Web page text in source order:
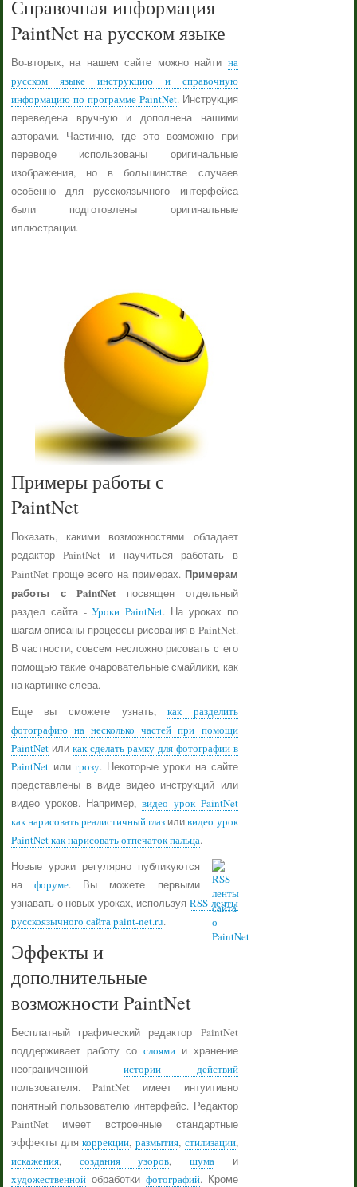
Справочная информация
PaintNet на русском языке
Во-вторых, на нашем сайте можно найти на
русском языке инструкцию и справочную
информацию по программе PaintNet. Инструкция
переведена вручную и дополнена нашими
авторами. Частично, где это возможно при
переводе использованы оригинальные
изображения, но в большинстве случаев
особенно для русскоязычного интерфейса
были подготовлены оригинальные
иллюстрации.
Примеры работы с
PaintNet
Показать, какими возможностями обладает
редактор PaintNet и научиться работать в
PaintNet проще всего на примерах. Примерам
работы с PaintNet посвящен отдельный
раздел сайта -Уроки PaintNet. На уроках по
шагам описаны процессы рисования в PaintNet.
В частности, совсем несложно рисовать с его
помощью такие очаровательные смайлики, как
на картинке слева.
Еще вы сможете узнать,как разделить
фотографию на несколько частей при помощи
PaintNetили как сделать рамку для фотографии в
PaintNetилигрозу. Некоторые уроки на сайте
представлены в виде видео инструкций или
видео уроков. Например, видео урок PaintNet
как нарисовать реалистичный глаз иливидео урок
PaintNet как нарисовать отпечаток пальца.
Новые уроки регулярно публикуются
нафоруме. Вы можете первыми
узнавать о новых уроках, используя RSS ленты
русскоязычного сайта paint-net.ru.
Эффекты и
дополнительные
возможности PaintNet
Бесплатный графический редактор PaintNet
поддерживает работу со слоямии хранение
неограниченной истории действий
пользователя. PaintNet имеет интуитивно
понятный пользователю интерфейс. Редактор
PaintNet имеет встроенные стандартные
эффекты длякоррекции, размытия, стилизации,
искажения, создания узоров, шумаи
художественнойобработки фотографий. Кроме